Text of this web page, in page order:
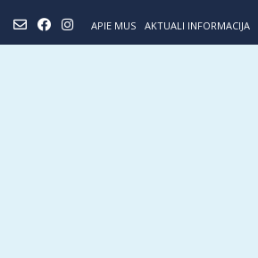
content
APIE MUS AKTUALI INFORMACIJA